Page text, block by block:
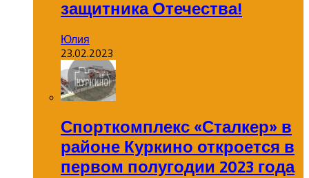
защитника Отечества!
Юлия
23.02.2023
Спорткомплекс «Сталкер» в
районе Куркино откроется в
первом полугодии 2023 года